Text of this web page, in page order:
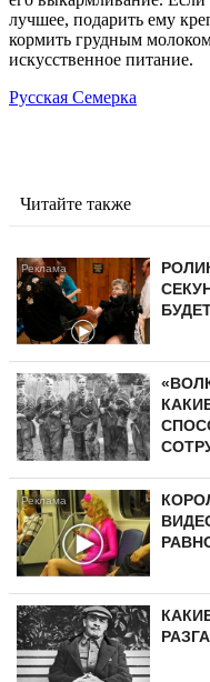
лучшее, подарить ему
кормить грудным
искусственное питание.
Русская Семерка
Читайте также